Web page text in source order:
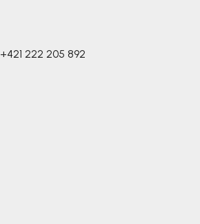
+421 222 205 892